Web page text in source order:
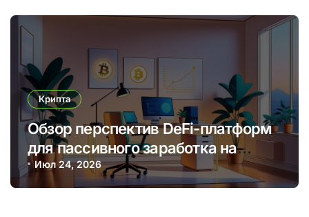
Крипта
Обзор перспектив DeFi-платформ
для пассивного заработка на
криптовалютных стейкингах
Июл 24, 2026